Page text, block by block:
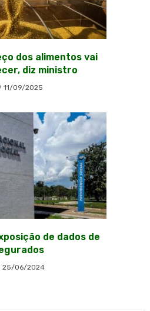
dos alimentos vai
diz ministro
11/09/2025
de dados de
25/06/2024